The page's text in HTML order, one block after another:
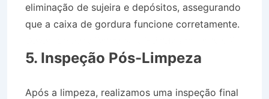
eliminação de sujeira e depósitos, assegurando
que a caixa de gordura funcione corretamente.
5. Inspeção Pós-Limpeza
Após a limpeza, realizamos uma inspeção final